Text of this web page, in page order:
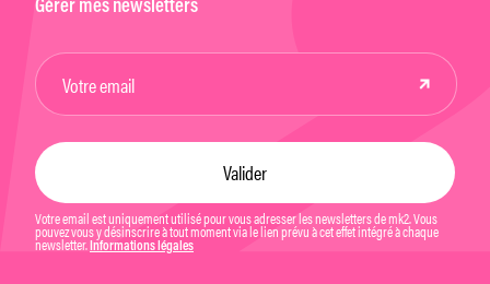
Gérer mes newsletters
Votre email est uniquement utilisé pour vous adresser les newsletters de mk2. Vous
pouvez vous y désinscrire à tout moment via le lien prévu à cet effet intégré à chaque
newsletter. Informations légales